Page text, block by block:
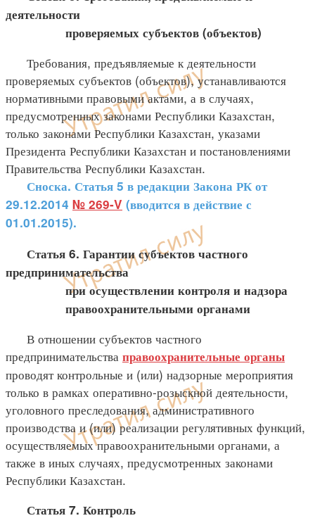
деятельности
проверяемых субъектов (объектов)
Требования, предъявляемые к деятельности
проверяемых субъектов (объектов), устанавливаются
нормативными правовыми актами, а в случаях,
предусмотренных законами Республики Казахстан,
только законами Республики Казахстан, указами
Президента Республики Казахстан и постановлениями
Правительства Республики Казахстан.
Сноска. Статья 5 в редакции Закона РК от
29.12.2014 № 269-V (вводится в действие с
01.01.2015).
Статья 6. Гарантии субъектов частного
предпринимательства
при осуществлении контроля и надзора
правоохранительными органами
В отношении субъектов частного
предпринимательства правоохранительные органы
проводят контрольные и (или) надзорные мероприятия
только в рамках оперативно-розыскной деятельности,
уголовного преследования, административного
производства и (или) реализации регулятивных функций,
осуществляемых правоохранительными органами, а
также в иных случаях, предусмотренных законами
Республики Казахстан.
Статья 7. Контроль